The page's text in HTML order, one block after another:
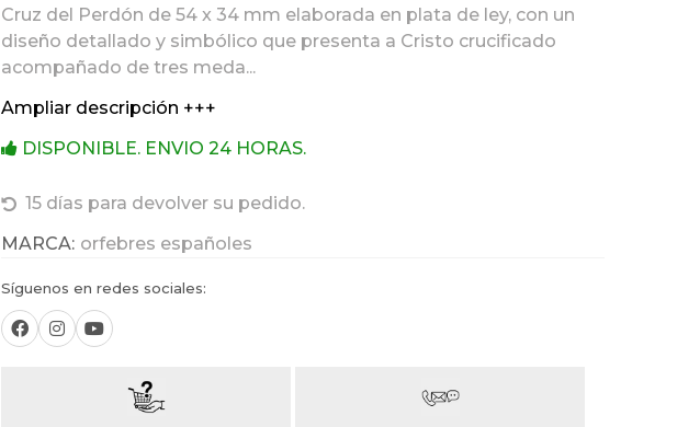
Cruz del Perdón de 54 x 34 mm elaborada en plata de ley, con un
diseño detallado y simbólico que presenta a Cristo crucificado
acompañado de tres meda...
Ampliar descripción +++
DISPONIBLE. ENVIO 24 HORAS.
15 días para devolver su pedido.
MARCA: orfebres españoles
Síguenos en redes sociales: